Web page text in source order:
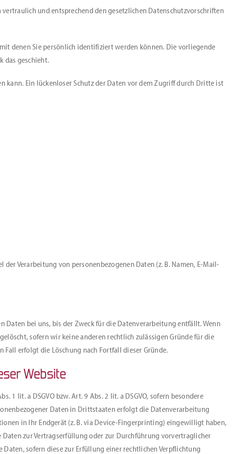
und entsprechend den gesetzlichen Datenschutzvorschriften
denen Sie persönlich identifiziert werden können. Die vorliegende
das geschieht.
kann. Ein lückenloser Schutz der Daten vor dem Zugriff durch Dritte ist
Verarbeitung von personenbezogenen Daten (z. B. Namen, E-Mail-
bei uns, bis der Zweck für die Datenverarbeitung entfällt. Wenn
sofern wir keine anderen rechtlich zulässigen Gründe für die
erfolgt die Löschung nach Fortfall dieser Gründe.
Website
lit. a DSGVO bzw. Art. 9 Abs. 2 lit. a DSGVO, sofern besondere
Daten in Drittstaaten erfolgt die Datenverarbeitung
in Ihr Endgerät (z. B. via Device-Fingerprinting) eingewilligt haben,
zur Vertragserfüllung oder zur Durchführung vorvertraglicher
sofern diese zur Erfüllung einer rechtlichen Verpflichtung